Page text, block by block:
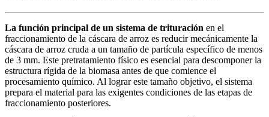
La función principal de un sistema de trituración en el
fraccionamiento de la cáscara de arroz es reducir mecánicamente la
cáscara de arroz cruda a un tamaño de partícula específico de menos
de 3 mm. Este pretratamiento físico es esencial para descomponer la
estructura rígida de la biomasa antes de que comience el
procesamiento químico. Al lograr este tamaño objetivo, el sistema
prepara el material para las exigentes condiciones de las etapas de
fraccionamiento posteriores.